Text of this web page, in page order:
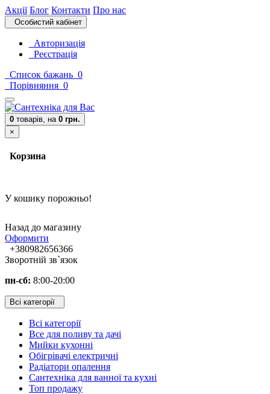
Акції Блог Контакти Про нас
Особистий кабінет
Авторизація
Реєстрація
Список бажань 0
Порівняння 0
0 товарів, на 0 грн.
×
Корзина
У кошику порожньо!
Назад до магазину
Оформити
+380982656366
Зворотній зв`язок
пн-сб: 8:00-20:00
Всі категорії
Всі категорії
Все для поливу та дачі
Мийки кухонні
Обігрівачі електричні
Радіатори опалення
Сантехніка для ванної та кухні
Топ продажу